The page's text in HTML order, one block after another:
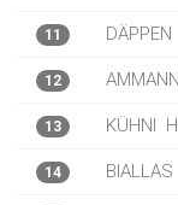
11 DÄPPEN
12 AMMANN
13 KÜHNI
14 BIALLAS